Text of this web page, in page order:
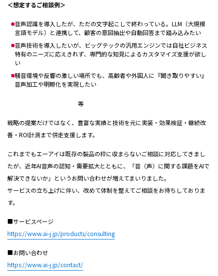
＜想定するご相談例＞
音声認識を導入したが、ただの文字起こしで終わっている。LLM（大規模
言語モデル）と連携して、顧客の意図抽出や自動回答まで踏み込みたい
音声技術を導入したいが、ビッグテックの汎用エンジンでは自社ビジネス
特有のニーズに応えきれず、専門的な知見によるカスタマイズ支援が欲し
い
騒音環境や反響の激しい場所でも、高齢者や外国人に『聞き取りやすい』
音声加工や明瞭化を実現したい
等
戦略の提案だけではなく、豊富な実績と技術を元に実装・効果検証・継続改
善・ROI計測まで併走支援します。
これまでもエーアイは既存の製品の枠に収まらないご相談に対応してきまし
たが、近年AI音声の認知・需要拡大とともに、「音（声）に関する課題をAIで
解決できないか」というお問い合わせが増えてまいりました。
サービスの立ち上げに伴い、改めて体制を整えてご相談をお待ちしておりま
す。
■サービスページ
https://www.ai-j.jp/products/consulting
■お問い合わせ
https://www.ai-j.jp/contact/